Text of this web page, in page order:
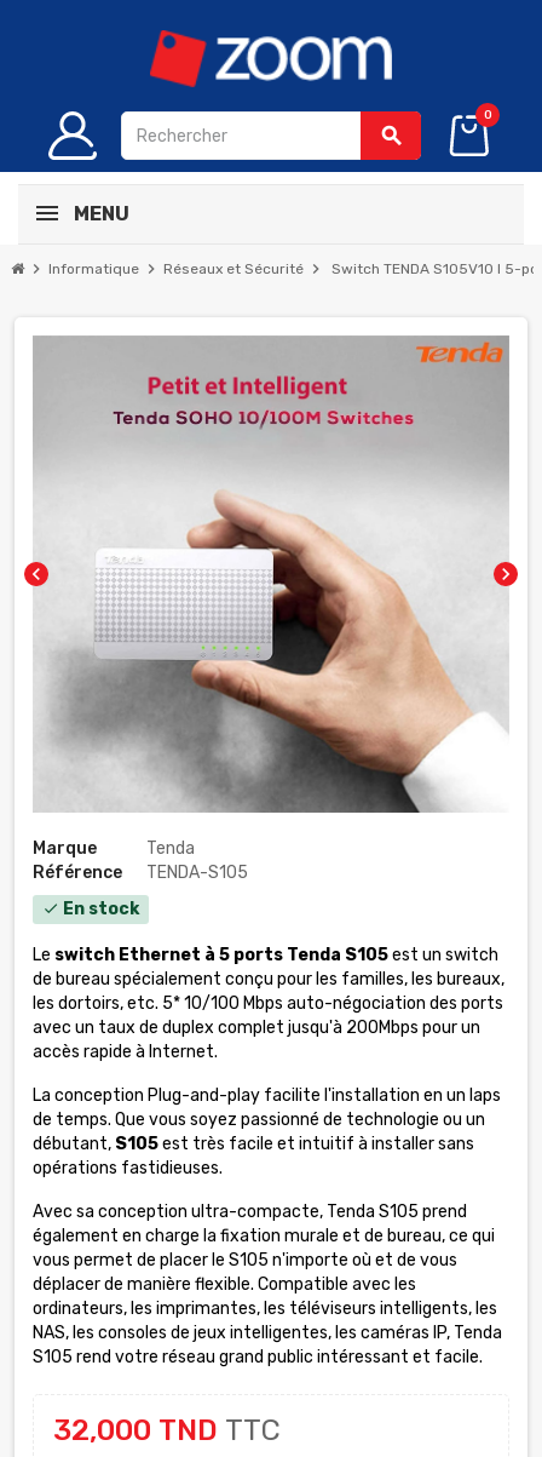
search
0
MENU
chevron_right Informatique chevron_right Réseaux et Sécurité chevron_right Switch TENDA S105V10 l 5-
chevron_left chevron_right
Marque
Tenda
Référence
TENDA-S105
check En stock
Le switch Ethernet à 5 ports Tenda S105est un switch
de bureau spécialement conçu pour les familles, les bureaux,
les dortoirs, etc. 5* 10/100 Mbps auto-négociation des ports
avec un taux de duplex complet jusqu'à 200Mbps pour un
accès rapide à Internet.
La conception Plug-and-play facilite l'installation en un laps
de temps. Que vous soyez passionné de technologie ou un
débutant, S105est très facile et intuitif à installer sans
opérations fastidieuses.
Avec sa conception ultra-compacte, Tenda S105 prend
également en charge la fixation murale et de bureau, ce qui
vous permet de placer le S105 n'importe où et de vous
déplacer de manière flexible. Compatible avec les
ordinateurs, les imprimantes, les téléviseurs intelligents, les
NAS, les consoles de jeux intelligentes, les caméras IP, Tenda
S105 rend votre réseau grand public intéressant et facile.
32,000 TND TTC